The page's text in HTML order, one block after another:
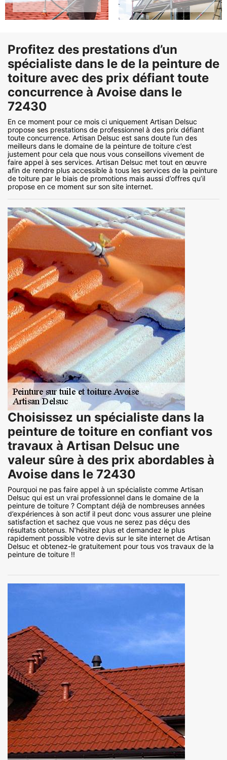
Profitez des prestations d’un
spécialiste dans le de la peinture de
toiture avec des prix défiant toute
concurrence à Avoise dans le
72430
En ce moment pour ce mois ci uniquement Artisan Delsuc
propose ses prestations de professionnel à des prix défiant
toute concurrence. Artisan Delsuc est sans doute l’un des
meilleurs dans le domaine de la peinture de toiture c’est
justement pour cela que nous vous conseillons vivement de
faire appel à ses services. Artisan Delsuc met tout en œuvre
afin de rendre plus accessible à tous les services de la peinture
de toiture par le biais de promotions mais aussi d’offres qu’il
propose en ce moment sur son site internet.
Choisissez un spécialiste dans la
peinture de toiture en confiant vos
travaux à Artisan Delsuc une
valeur sûre à des prix abordables à
Avoise dans le 72430
Pourquoi ne pas faire appel à un spécialiste comme Artisan
Delsuc qui est un vrai professionnel dans le domaine de la
peinture de toiture ? Comptant déjà de nombreuses années
d’expériences à son actif il peut donc vous assurer une pleine
satisfaction et sachez que vous ne serez pas déçu des
résultats obtenus. N’hésitez plus et demandez le plus
rapidement possible votre devis sur le site internet de Artisan
Delsuc et obtenez-le gratuitement pour tous vos travaux de la
peinture de toiture !!